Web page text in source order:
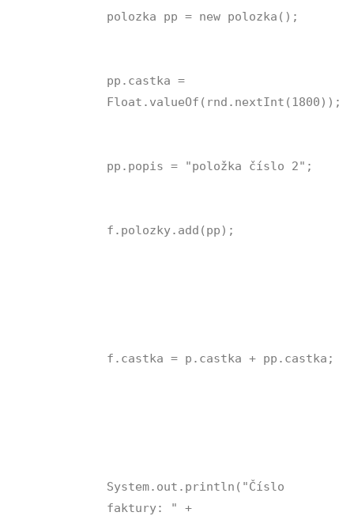
polozka pp = new polozka();
pp.castka =
Float.valueOf(rnd.nextInt(1800));
pp.popis = "položka číslo 2";
f.polozky.add(pp);
f.castka = p.castka + pp.castka;
System.out.println("Číslo
faktury: " +